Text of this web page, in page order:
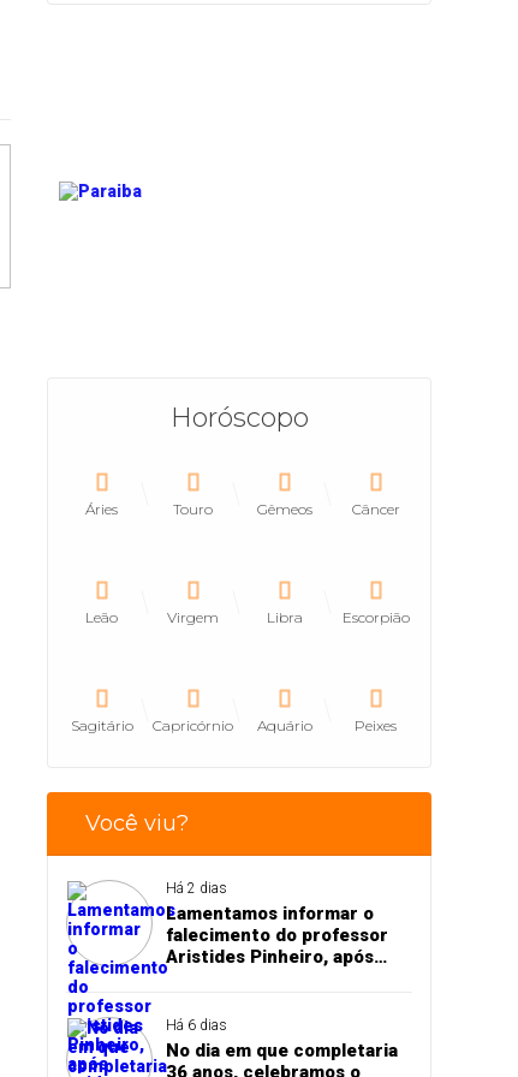
Horóscopo
Áries Touro Gêmeos Câncer
Leão Virgem Libra Escorpião
Sagitário Capricórnio Aquário Peixes
Você viu?
Há 2 dias
Lamentamos informar o
falecimento do professor
Aristides Pinheiro, após
acidente de trânsito em
Há 6 dias
No dia em que completaria
36 anos, celebramos o